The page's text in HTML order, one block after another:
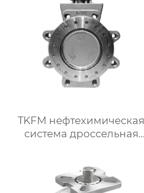
TKFM нефтехимическая
система дроссельная
тремя эксцентриковыми
выступами